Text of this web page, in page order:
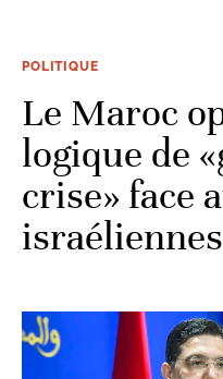
POLITIQUE
Le Maroc
logique de
crise» face